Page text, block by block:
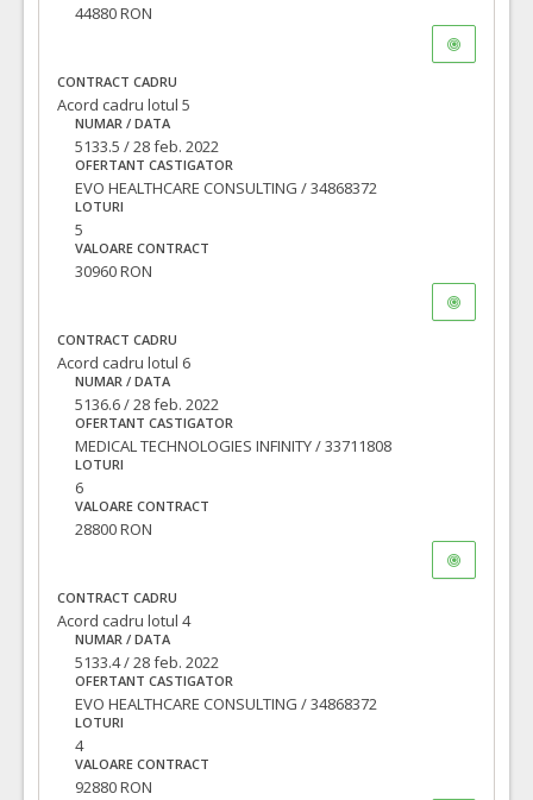
44880 RON
CONTRACT CADRU
Acord cadru lotul 5
NUMAR / DATA
5133.5 / 28 feb. 2022
OFERTANT CASTIGATOR
EVO HEALTHCARE CONSULTING / 34868372
LOTURI
5
VALOARE CONTRACT
30960 RON
CONTRACT CADRU
Acord cadru lotul 6
NUMAR / DATA
5136.6 / 28 feb. 2022
OFERTANT CASTIGATOR
MEDICAL TECHNOLOGIES INFINITY / 33711808
LOTURI
6
VALOARE CONTRACT
28800 RON
CONTRACT CADRU
Acord cadru lotul 4
NUMAR / DATA
5133.4 / 28 feb. 2022
OFERTANT CASTIGATOR
EVO HEALTHCARE CONSULTING / 34868372
LOTURI
4
VALOARE CONTRACT
92880 RON